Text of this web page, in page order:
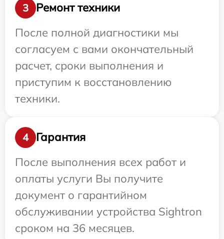
3
Ремонт техники
После полной диагностики мы
согласуем с вами окончательный
расчет, сроки выполнения и
приступим к восстановлению
техники.
4
Гарантия
После выполнения всех работ и
оплаты услуги Вы получите
документ о гарантийном
обслуживании устройства Sightron
сроком на 36 месяцев.